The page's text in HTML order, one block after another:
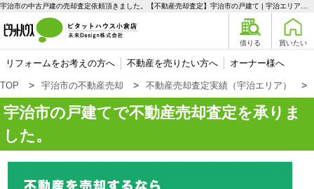
借りる 買いたい
リフォームをお考えの方へ 不動産を売りたい方へ オーナー様へ
TOP 宇治市の不動産売却 不動産売却査定実績（宇治エリア）
宇治市の戸建てで不動産売却査定を承りま
した。